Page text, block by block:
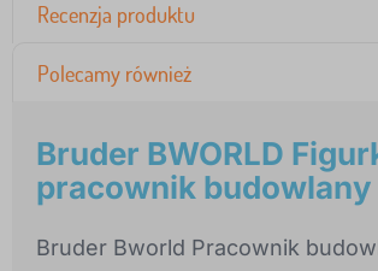
Recenzja produktu
Polecamy również
Bruder BWORLD
pracownik budowlany
Bruder Bworld Pracownik